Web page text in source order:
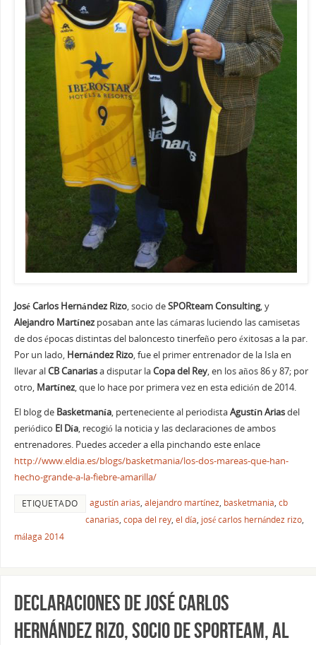
José Carlos Hernández Rizo, socio deSPORteam Consulting, y
Alejandro Martínezposaban ante las cámaras luciendo las camisetas
de dos épocas distintas del baloncesto tinerfeño pero éxitosas a la par.
Por un lado,Hernández Rizo, fue el primer entrenador de la Isla en
llevar alCB Canariasa disputar laCopa del Rey, en los años 86 y 87; por
otro, Martínez, que lo hace por primera vez en esta edición de 2014.
El blog de Basketmanía, perteneciente al periodistaAgustín Ariasdel
periódico El Día, recogió la noticia y las declaraciones de ambos
entrenadores. Puedes acceder a ella pinchando este enlace
http://www.eldia.es/blogs/basketmania/los-dos-mareas-que-han-
hecho-grande-a-la-fiebre-amarilla/
ETIQUETADO agustín arias, alejandro martínez, basketmania, cb
canarias, copa del rey, el día, josé carlos hernández rizo,
málaga 2014
Declaraciones de José Carlos
Hernández Rizo, socio de SPORteam, al